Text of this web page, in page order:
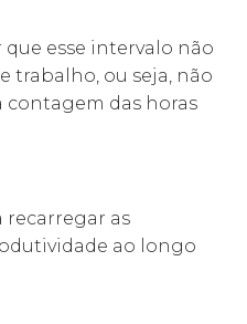
esse intervalo não
trabalho, ou seja, não
contagem das horas
recarregar as
ao longo